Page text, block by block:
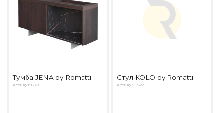
Тумба JENA by Romatti
Артикул: 8906
Стул KOLO by Romatti
Артикул: 8322